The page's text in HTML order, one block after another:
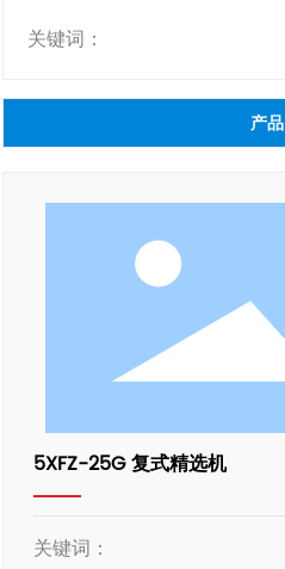
关键词：
产品
5XFZ-25G 复式精选机
关键词：